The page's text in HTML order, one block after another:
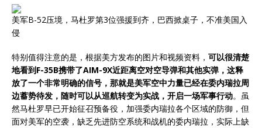
美军B-52压境，马杜罗第3位强援到齐，巴西掀桌子，不准美国入
侵
特别值得注意的是，根据美方发布的图片和视频资料， 可以很清楚
地看到F-35B携带了AIM-9X近距离空对空导弹和其他实弹，这释
放了一个非常明确的信号，那就是美军空中力量已经在委内瑞拉周
边蓄势待发，随时可以从巡航转变为实战，开启一场军事行动。虽
然马杜罗早已开始征召预备役，加强委内瑞拉各个区域的防御，但
面对美军的空袭，缺乏先进防空系统和战机的委内瑞拉，实际上缺